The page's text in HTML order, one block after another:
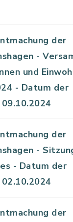
der
-
und
- Datum der
der
-
- Datum der
der